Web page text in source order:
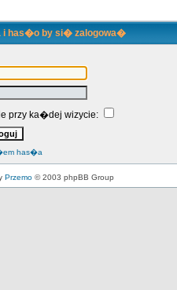
i has�o by si� zalogowa�
przy ka�dej wizycie:
has�a
Przemo © 2003 phpBB Group